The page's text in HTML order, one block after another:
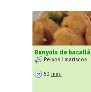
Bunyols de bacallà
Peixos i mariscos
50 min.